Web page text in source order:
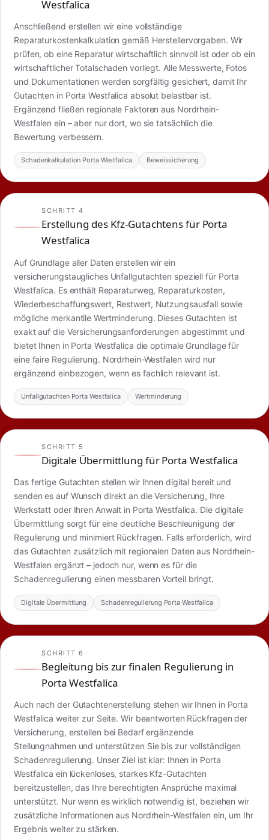
Westfalica
Anschließend erstellen wir eine vollständige
Reparaturkostenkalkulation gemäß Herstellervorgaben. Wir
prüfen, ob eine Reparatur wirtschaftlich sinnvoll ist oder ob ein
wirtschaftlicher Totalschaden vorliegt. Alle Messwerte, Fotos
und Dokumentationen werden sorgfältig gesichert, damit Ihr
Gutachten in Porta Westfalica absolut belastbar ist.
Ergänzend fließen regionale Faktoren aus Nordrhein-
Westfalen ein – aber nur dort, wo sie tatsächlich die
Bewertung verbessern.
Schadenkalkulation Porta Westfalica Beweissicherung
SCHRITT 4
Erstellung des Kfz-Gutachtens für Porta
Westfalica
Auf Grundlage aller Daten erstellen wir ein
versicherungstaugliches Unfallgutachten speziell für Porta
Westfalica. Es enthält Reparaturweg, Reparaturkosten,
Wiederbeschaffungswert, Restwert, Nutzungsausfall sowie
mögliche merkantile Wertminderung. Dieses Gutachten ist
exakt auf die Versicherungsanforderungen abgestimmt und
bietet Ihnen in Porta Westfalica die optimale Grundlage für
eine faire Regulierung. Nordrhein-Westfalen wird nur
ergänzend einbezogen, wenn es fachlich relevant ist.
Unfallgutachten Porta Westfalica Wertminderung
SCHRITT 5
Digitale Übermittlung für Porta Westfalica
Das fertige Gutachten stellen wir Ihnen digital bereit und
senden es auf Wunsch direkt an die Versicherung, Ihre
Werkstatt oder Ihren Anwalt in Porta Westfalica. Die digitale
Übermittlung sorgt für eine deutliche Beschleunigung der
Regulierung und minimiert Rückfragen. Falls erforderlich, wird
das Gutachten zusätzlich mit regionalen Daten aus Nordrhein-
Westfalen ergänzt – jedoch nur, wenn es für die
Schadenregulierung einen messbaren Vorteil bringt.
Digitale Übermittlung Schadenregulierung Porta Westfalica
SCHRITT 6
Begleitung bis zur finalen Regulierung in
Porta Westfalica
Auch nach der Gutachtenerstellung stehen wir Ihnen in Porta
Westfalica weiter zur Seite. Wir beantworten Rückfragen der
Versicherung, erstellen bei Bedarf ergänzende
Stellungnahmen und unterstützen Sie bis zur vollständigen
Schadenregulierung. Unser Ziel ist klar: Ihnen in Porta
Westfalica ein lückenloses, starkes Kfz-Gutachten
bereitzustellen, das Ihre berechtigten Ansprüche maximal
unterstützt. Nur wenn es wirklich notwendig ist, beziehen wir
zusätzliche Informationen aus Nordrhein-Westfalen ein, um Ihr
Ergebnis weiter zu stärken.